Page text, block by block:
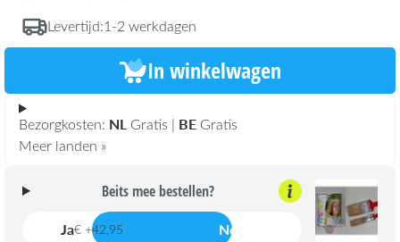
Levertijd:1-2 werkdagen
In winkelwagen
Bezorgkosten: NL Gratis | BE Gratis
Meer landen »
Beits mee bestellen?
Ja€ +42,95 Nee